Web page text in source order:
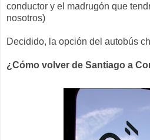
conductor y el madrugón que
nosotros)
Decidido, la opción del autobús
¿Cómo volver de Santiago a